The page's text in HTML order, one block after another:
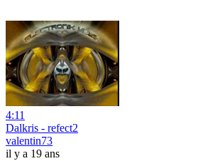
4:11
Dalkris - refect2
valentin73
il y a 19 ans